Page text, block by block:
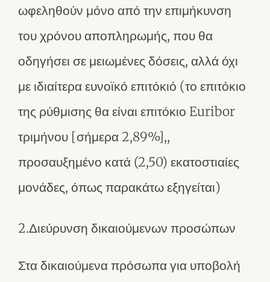
ωφεληθούν μόνο από την επιμήκυνση
του χρόνου αποπληρωμής, που θα
οδηγήσει σε μειωμένες δόσεις, αλλά όχι
με ιδιαίτερα ευνοϊκό επιτόκιό (το επιτόκιο
της ρύθμισης θα είναι επιτόκιο Euribor
τριμήνου [σήμερα 2,89%],,
προσαυξημένο κατά (2,50) εκατοστιαίες
μονάδες, όπως παρακάτω εξηγείται)
2.Διεύρυνση δικαιούμενων προσώπων
Στα δικαιούμενα πρόσωπα για υποβολή